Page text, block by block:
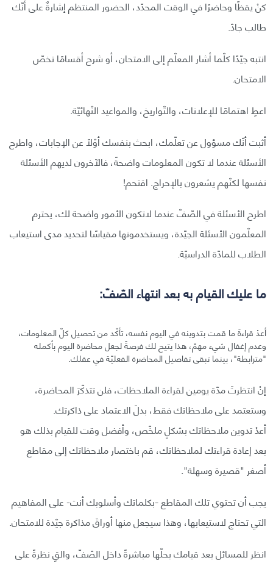
كنْ يقظًا وحاضرًا في الوقت المحدّد، الحضور المنتظم إشارةٌ على أنّك
طالب جادّ.
انتبه جيّدًا كلّما أشار المعلّم إلى الامتحان، أو شرح أقسامًا تخصّ
الامتحان.
اعطِ اهتمامًا للإعلانات، والتّواريخ، والمواعيد النّهائيّة.
أثبت أنّك مسؤول عن تعلّمك، ابحث بنفسك أوّلًا عن الإجابات، واطرح
الأسئلة عندما لا تكون المعلومات واضحةً، فالآخرون لديهم الأسئلة
نفسها لكنّهم يشعرون بالإحراج. اقتحم!
اطرح الأسئلة في الصّفّ عندما لاتكون الأمور واضحة لك، يحترم
المعلّمون الأسئلة الجيّدة، ويستخدمونها مقياسًا لتحديد مدى استيعاب
الطلاب للمادّة الدراسيّة.
ما عليك القيام به بعد انتهاء الصّفّ:
أعدْ قراءةَ ما قمت بتدوينه في اليوم نفسه، تأكّد من تحصيل كلّ المعلومات،
وعدم إغفال شيء مهمّ، هذا يتيح لك فرصةً لجعل محاضرة اليوم بأكمله
"مترابطة"، بينما تبقى تفاصيل المحاضرة الفعليّة في عقلك.
إنْ انتظرتَ مدّة يومين لقراءة الملاحظات، فلن تتذكّرَ المحاضرة،
وستعتمد على ملاحظاتك فقط، بدلَ الاعتماد على ذاكرتك.
أعدْ تدوين ملاحظاتك بشكلٍ ملخّص، وأفضل وقت للقيام بذلك هو
بعد إعادة قراءتك لملاحظاتك، قم باختصار ملاحظاتك إلى مقاطع
أصغر "قصيرة وسهلة".
يجب أن تحتوي تلك المقاطع -بكلماتك وأسلوبك أنت- على المفاهيم
التي تحتاج لاستيعابها، وهذا سيجعل منها أوراقَ مذاكرة جيّدة للامتحان.
انظر للمسائل بعد قيامك بحلّها مباشرةً داخل الصّفّ، والقِ نظرةً على